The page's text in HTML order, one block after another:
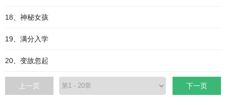
18、神秘女孩
19、满分入学
20、变故忽起
上一页 下一页